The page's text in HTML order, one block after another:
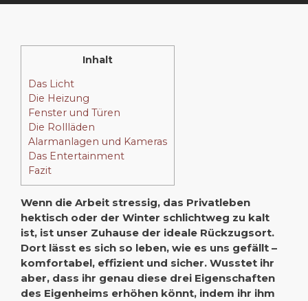
Inhalt
Das Licht
Die Heizung
Fenster und Türen
Die Rollläden
Alarmanlagen und Kameras
Das Entertainment
Fazit
Wenn die Arbeit stressig, das Privatleben
hektisch oder der Winter schlichtweg zu kalt
ist, ist unser Zuhause der ideale Rückzugsort.
Dort lässt es sich so leben, wie es uns gefällt –
komfortabel, effizient und sicher. Wusstet ihr
aber, dass ihr genau diese drei Eigenschaften
des Eigenheims erhöhen könnt, indem ihr ihm